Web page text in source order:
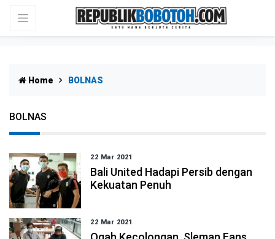
Home BOLNAS
BOLNAS
22 Mar 2021
Bali United Hadapi Persib dengan
Kekuatan Penuh
22 Mar 2021